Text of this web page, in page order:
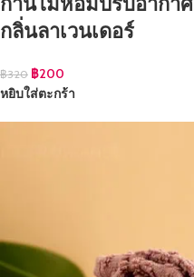
กลิ่นลาเวนเดอร์
฿320 ฿200
หยิบใส่ตะกร้า